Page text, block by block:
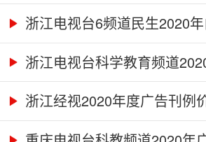
浙江电视台6频道民生2020
浙江电视台科学教育频道
浙江经视2020年度广告刊例